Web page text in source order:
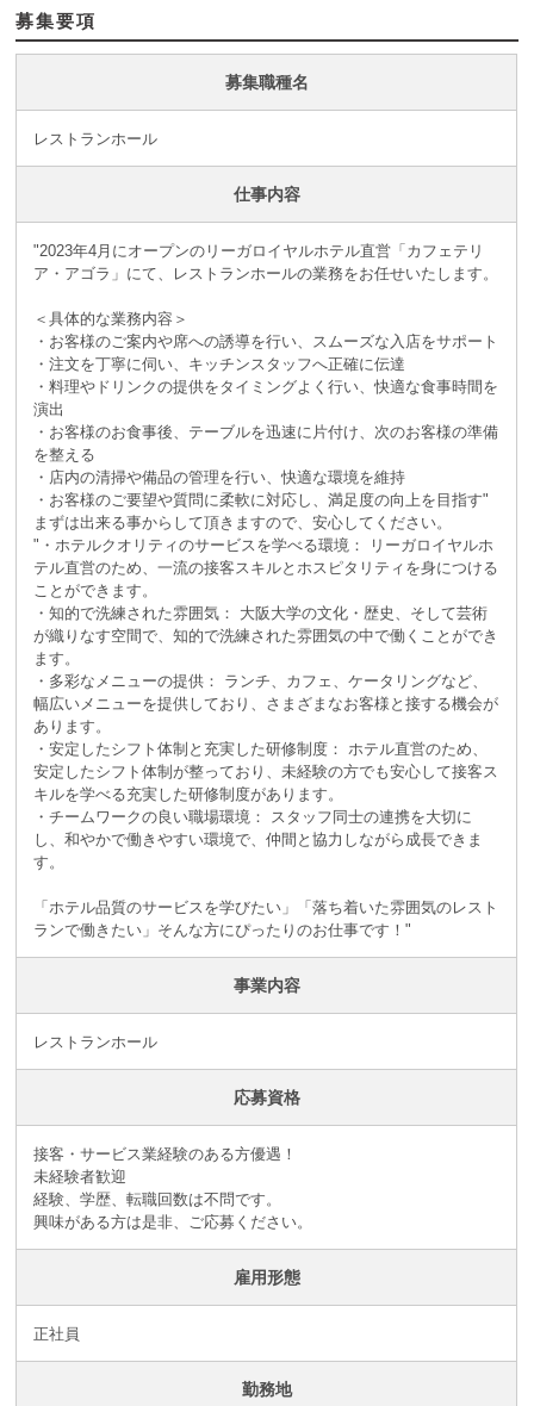
募集要項
募集職種名
レストランホール
仕事内容
"2023年4月にオープンのリーガロイヤルホテル直営「カフェテリ
ア・アゴラ」にて、レストランホールの業務をお任せいたします。
＜具体的な業務内容＞
・お客様のご案内や席への誘導を行い、スムーズな入店をサポート
・注文を丁寧に伺い、キッチンスタッフへ正確に伝達
・料理やドリンクの提供をタイミングよく行い、快適な食事時間を
演出
・お客様のお食事後、テーブルを迅速に片付け、次のお客様の準備
を整える
・店内の清掃や備品の管理を行い、快適な環境を維持
・お客様のご要望や質問に柔軟に対応し、満足度の向上を目指す"
まずは出来る事からして頂きますので、安心してください。
"・ホテルクオリティのサービスを学べる環境： リーガロイヤルホ
テル直営のため、一流の接客スキルとホスピタリティを身につける
ことができます。
・知的で洗練された雰囲気： 大阪大学の文化・歴史、そして芸術
が織りなす空間で、知的で洗練された雰囲気の中で働くことができ
ます。
・多彩なメニューの提供： ランチ、カフェ、ケータリングなど、
幅広いメニューを提供しており、さまざまなお客様と接する機会が
あります。
・安定したシフト体制と充実した研修制度： ホテル直営のため、
安定したシフト体制が整っており、未経験の方でも安心して接客ス
キルを学べる充実した研修制度があります。
・チームワークの良い職場環境： スタッフ同士の連携を大切に
し、和やかで働きやすい環境で、仲間と協力しながら成長できま
す。
「ホテル品質のサービスを学びたい」「落ち着いた雰囲気のレスト
ランで働きたい」そんな方にぴったりのお仕事です！"
事業内容
レストランホール
応募資格
接客・サービス業経験のある方優遇！
未経験者歓迎
経験、学歴、転職回数は不問です。
興味がある方は是非、ご応募ください。
雇用形態
正社員
勤務地